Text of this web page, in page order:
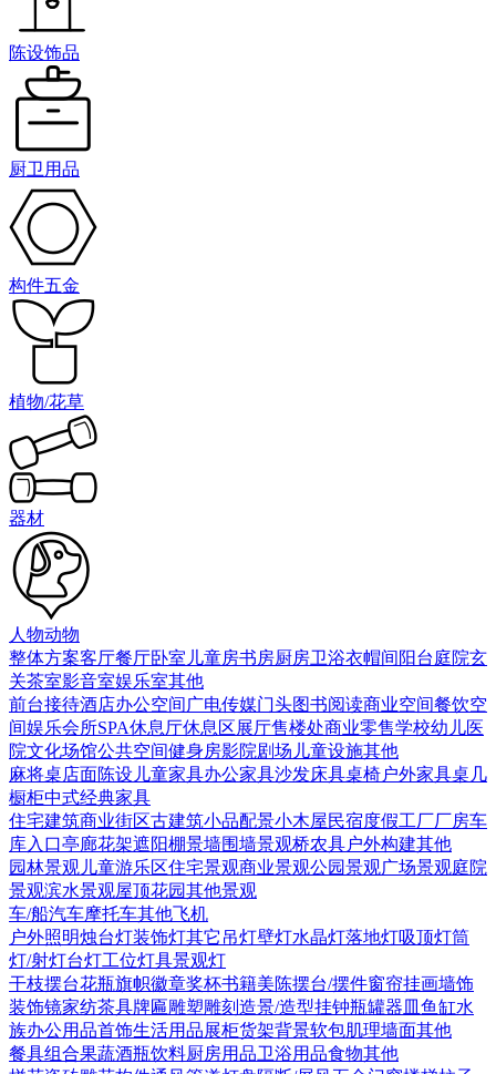
陈设饰品
厨卫用品
构件五金
植物/花草
器材
人物动物
整体方案客厅餐厅卧室 儿童房书房厨房卫浴衣帽间 阳台庭院玄
关茶室影音室娱乐室其他
前台接待酒店办公空间 广电传媒门头图书阅读商业空间餐饮空
间娱乐会所SPA休息厅休息区展厅售楼处商业零售学校幼儿医
院文化场馆公共空间健身房影院剧场 儿童设施其他
麻将桌店面陈设 儿童家具办公家具沙发床具桌椅户外家具桌几
橱柜中式经典家具
住宅建筑商业街区古建筑小品配景小木屋民宿度假工厂厂房车
库入口亭廊花架遮阳棚景墙围墙景观桥农具户外构建其他
园林景观 儿童游乐区住宅景观商业景观公园景观广场景观庭院
景观滨水景观屋顶花园其他景观
车/船汽车摩托车其他飞机
户外照明烛台灯装饰灯其它 吊灯壁灯水晶灯落地灯吸顶灯筒
灯/射灯台灯工位灯具景观灯
干枝摆台花瓶旗帜徽章奖杯书籍美陈摆台/摆件窗帘挂画墙饰
装饰镜家纺茶具牌匾雕塑雕刻 造景/造型挂钟瓶罐器皿 鱼缸水
族办公用品首饰生活用品展柜货架背景软包肌理墙面其他
餐具组合果蔬酒瓶饮料厨房用品卫浴用品食物其他